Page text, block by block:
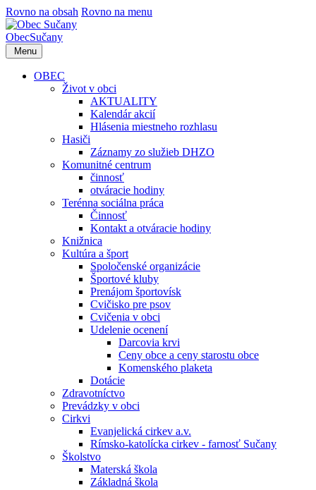
Rovno na obsah Rovno na menu
ObecSučany
Menu
OBEC
Život v obci
AKTUALITY
Kalendár akcií
Hlásenia miestneho rozhlasu
Hasiči
Záznamy zo služieb DHZO
Komunitné centrum
činnosť
otváracie hodiny
Terénna sociálna práca
Činnosť
Kontakt a otváracie hodiny
Knižnica
Kultúra a šport
Spoločenské organizácie
Športové kluby
Prenájom športovísk
Cvičisko pre psov
Cvičenia v obci
Udelenie ocenení
Darcovia krvi
Ceny obce a ceny starostu obce
Komenského plaketa
Dotácie
Zdravotníctvo
Prevádzky v obci
Cirkvi
Evanjelická cirkev a.v.
Rímsko-katolícka cirkev - farnosť Sučany
Školstvo
Materská škola
Základná škola